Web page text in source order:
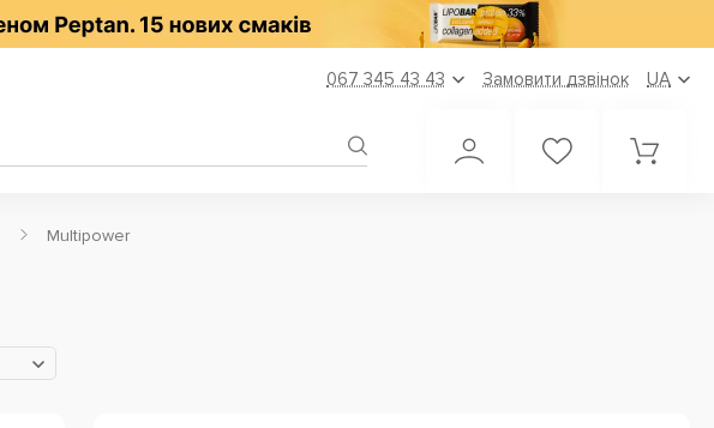
067 345 43 43 Замовити дзвінок UA
Multipower